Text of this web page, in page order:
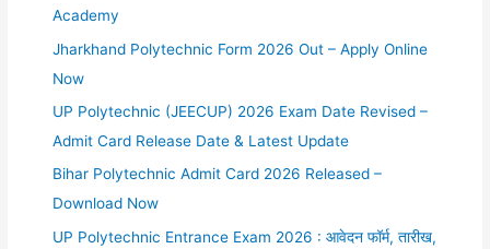
Academy
Jharkhand Polytechnic Form 2026 Out – Apply Online
Now
UP Polytechnic (JEECUP) 2026 Exam Date Revised –
Admit Card Release Date & Latest Update
Bihar Polytechnic Admit Card 2026 Released –
Download Now
UP Polytechnic Entrance Exam 2026 : आवेदन फॉर्म, तारीख,